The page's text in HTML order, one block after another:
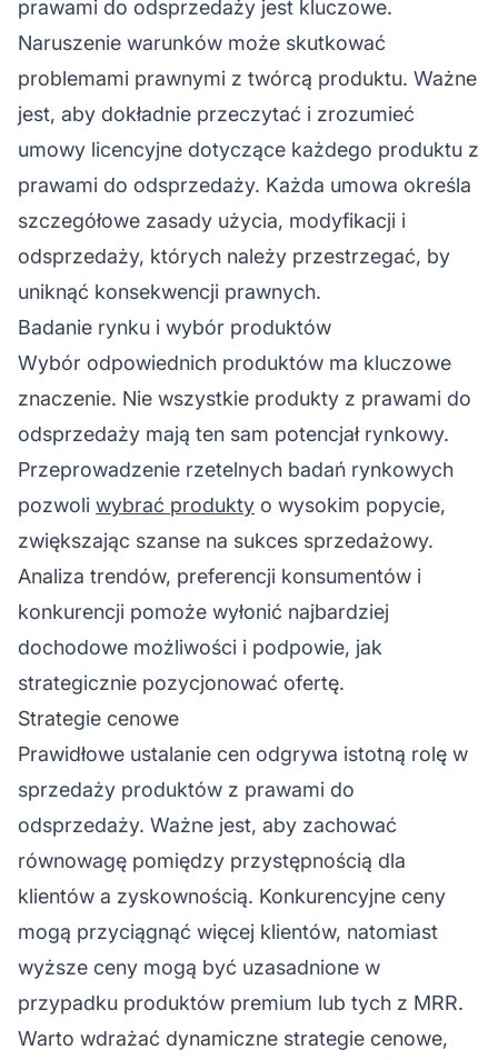
prawami do odsprzedaży jest kluczowe.
Naruszenie warunków może skutkować
problemami prawnymi z twórcą produktu. Ważne
jest, aby dokładnie przeczytać i zrozumieć
umowy licencyjne dotyczące każdego produktu z
prawami do odsprzedaży. Każda umowa określa
szczegółowe zasady użycia, modyfikacji i
odsprzedaży, których należy przestrzegać, by
uniknąć konsekwencji prawnych.
Badanie rynku i wybór produktów
Wybór odpowiednich produktów ma kluczowe
znaczenie. Nie wszystkie produkty z prawami do
odsprzedaży mają ten sam potencjał rynkowy.
Przeprowadzenie rzetelnych badań rynkowych
pozwoli wybrać produkty o wysokim popycie,
zwiększając szanse na sukces sprzedażowy.
Analiza trendów, preferencji konsumentów i
konkurencji pomoże wyłonić najbardziej
dochodowe możliwości i podpowie, jak
strategicznie pozycjonować ofertę.
Strategie cenowe
Prawidłowe ustalanie cen odgrywa istotną rolę w
sprzedaży produktów z prawami do
odsprzedaży. Ważne jest, aby zachować
równowagę pomiędzy przystępnością dla
klientów a zyskownością. Konkurencyjne ceny
mogą przyciągnąć więcej klientów, natomiast
wyższe ceny mogą być uzasadnione w
przypadku produktów premium lub tych z MRR.
Warto wdrażać dynamiczne strategie cenowe,